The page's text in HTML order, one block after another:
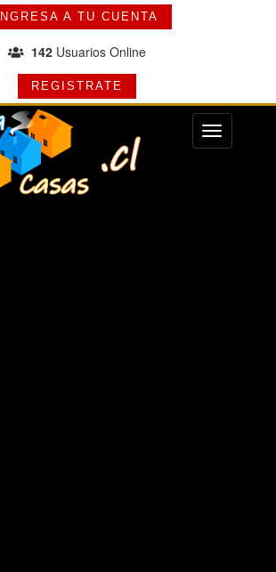
INGRESA A TU CUENTA
142Usuarios Online
REGISTRATE
Menu